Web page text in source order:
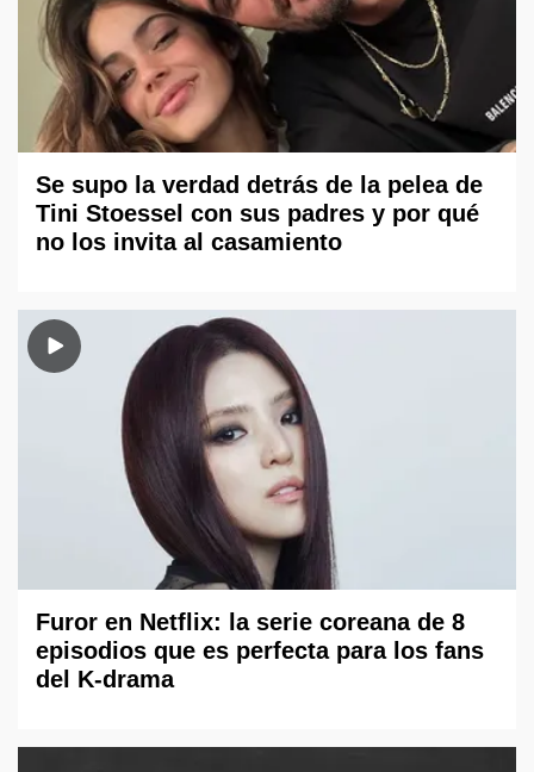
Se supo la verdad detrás de la pelea de
Tini Stoessel con sus padres y por qué
no los invita al casamiento
Furor en Netflix: la serie coreana de 8
episodios que es perfecta para los fans
del K-drama